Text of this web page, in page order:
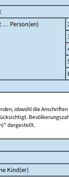
… Person(en)
obwohl die
dargestellt.
Kind(er)